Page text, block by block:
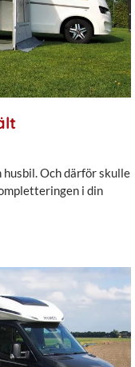
Och därför skulle
i din